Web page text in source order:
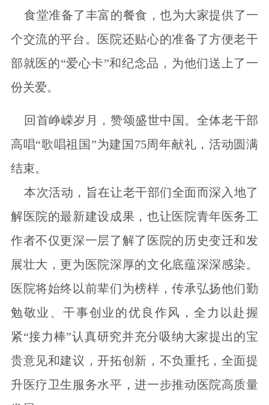
食堂准备了丰富的餐食，也为大家提供了一
个交流的平台。医院还贴心的准备了方便老干
部就医的“爱心卡”和纪念品，为他们送上了一
份关爱。
回首峥嵘岁月，赞颂盛世中国。全体老干部
高唱“歌唱祖国”为建国75周年献礼，活动圆满
结束。
本次活动，旨在让老干部们全面而深入地了
解医院的最新建设成果，也让医院青年医务工
作者不仅更深一层了解了医院的历史变迁和发
展壮大，更为医院深厚的文化底蕴深深感染。
医院将始终以前辈们为榜样，传承弘扬他们勤
勉敬业、干事创业的优良作风，全力以赴握
紧“接力棒”认真研究并充分吸纳大家提出的宝
贵意见和建议，开拓创新，不负重托，全面提
升医疗卫生服务水平，进一步推动医院高质量